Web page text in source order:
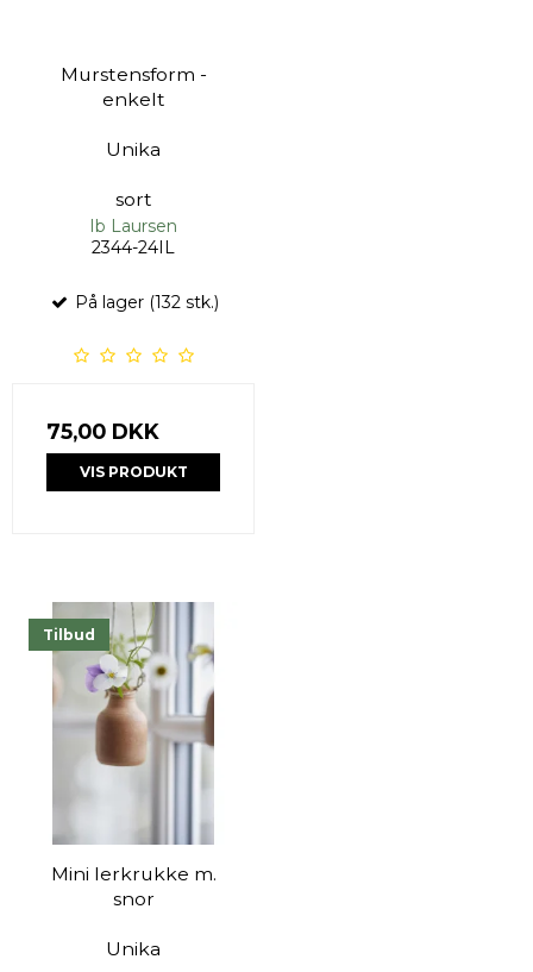
Murstensform -
enkelt
Unika
sort
Ib Laursen
2344-24IL
På lager (132 stk.)
75,00 DKK
VIS PRODUKT
Tilbud
Mini lerkrukke m.
snor
Unika